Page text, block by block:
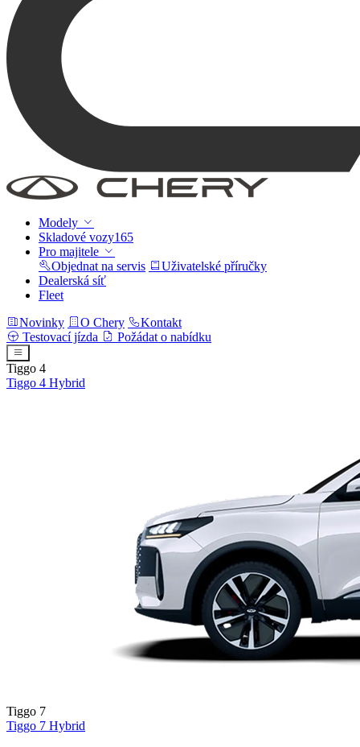
Modely
Skladové vozy165
Pro majitele
Objednat na servis
Uživatelské příručky
Dealerská síť
Fleet
Novinky
O Chery
Kontakt
Testovací jízda
Požádat o nabídku
Tiggo 4
Tiggo 4 Hybrid
Tiggo 7
Tiggo 7 Hybrid